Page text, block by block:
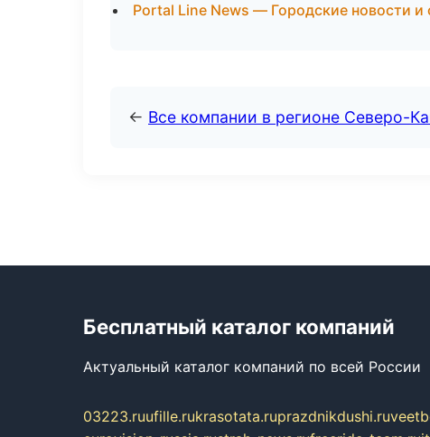
Portal Line News — Городские новости
← Все компании в регионе Северо-
Бесплатный каталог компаний
Актуальный каталог компаний по всей России
03223.ruufille.rukrasotata.ruprazdnikdushi.ru